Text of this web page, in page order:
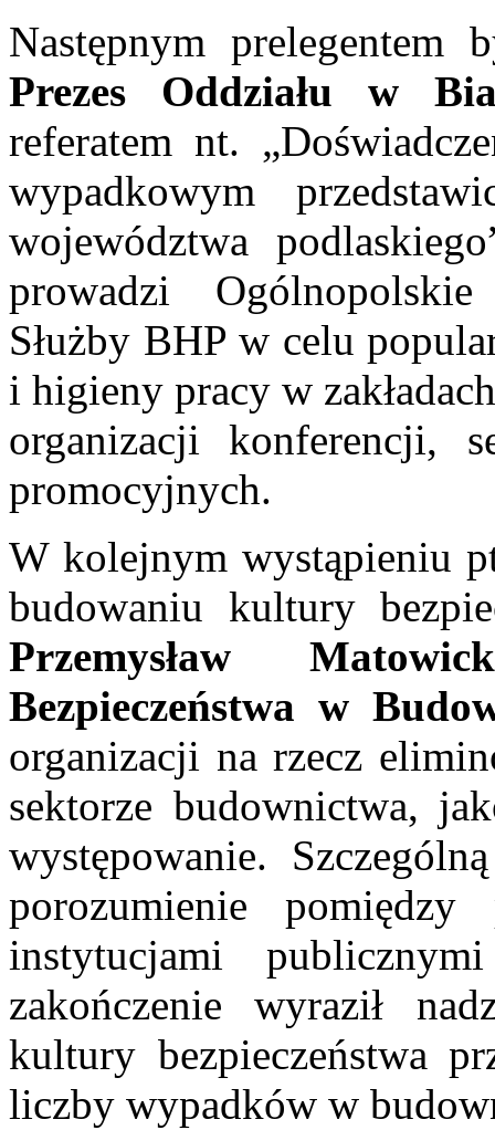
Następnym prelegentem
Prezes Oddziału w
referatem nt.
wypadkowym
województwa
prowadzi
Służby BHP w celu
i higieny pracy w
organizacji konferencji,
promocyjnych.
W kolejnym wystąpieniu
budowaniu kultury
Przemysław
Bezpieczeństwa w
organizacji na rzecz
sektorze budownictwa,
występowanie.
porozumienie
instytucjami
zakończenie wyraził
kultury bezpieczeństwa
liczby wypadków w